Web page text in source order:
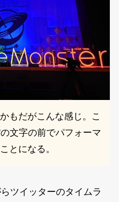
もだがこんな感じ。こ
文字の前でパフォーマ
とになる。
ツイッターのタイムラ